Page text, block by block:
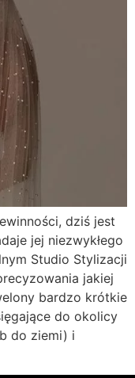
dziś jest
jej niezwykłego
Studio Stylizacji
jakiej
bardzo krótkie
do okolicy
do ziemi) i